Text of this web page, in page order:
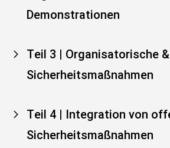
Demonstrationen
Teil 3 | Organisatorische
Sicherheitsmaßnahmen
Teil 4 | Integration von
Sicherheitsmaßnahmen